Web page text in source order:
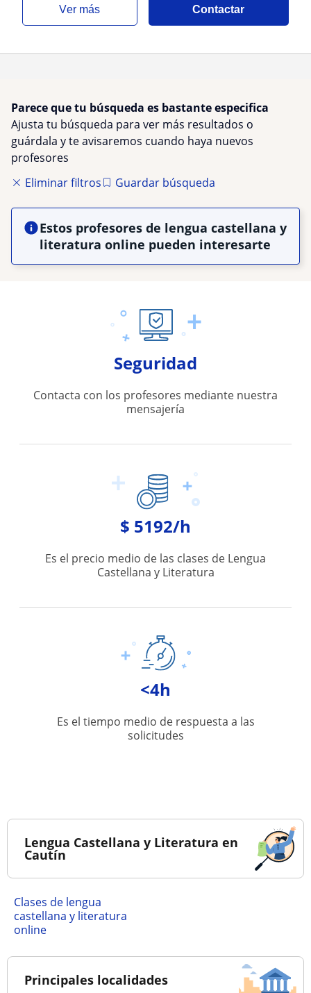
ver más Contactar
Parece que tu búsqueda es bastante especifica
Ajusta tu búsqueda para ver más resultados o
guárdala y te avisaremos cuando haya nuevos
profesores
Eliminar filtros
Guardar búsqueda
Estos profesores de lengua castellana y
literatura online pueden interesarte
Seguridad
Contacta con los profesores mediante nuestra
mensajería
$ 5192/h
Es el precio medio de las clases de Lengua
Castellana y Literatura
<4h
Es el tiempo medio de respuesta a las
solicitudes
Lengua Castellana y Literatura en
Cautín
Clases de lengua
castellana y literatura
online
Principales localidades